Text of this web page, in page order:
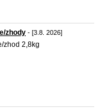
zhody - [3.8. 2026]
zhod 2,8kg